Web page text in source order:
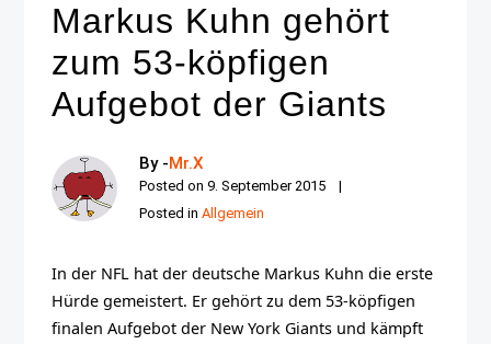
Markus Kuhn gehört
zum 53-köpfigen
Aufgebot der Giants
By -Mr.X
Posted on9. September 2015
Posted inAllgemein
In der NFL hat der deutsche Markus Kuhn die erste
Hürde gemeistert. Er gehört zu dem 53-köpfigen
finalen Aufgebot der New York Giants und kämpft